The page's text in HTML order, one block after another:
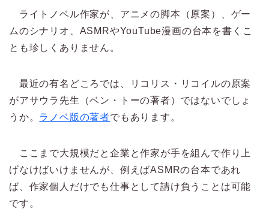
ライトノベル作家が、アニメの脚本（原案）、ゲー
ムのシナリオ、ASMRやYouTube漫画の台本を書くこ
とも珍しくありません。
最近の有名どころでは、リコリス・リコイルの原案
がアサウラ先生（ベン・トーの著者）ではないでしょ
うか。 ラノベ版の著者でもあります。
ここまで大規模だと企業と作家が手を組んで作り上
げなけばいけませんが、例えばASMRの台本であれ
ば、作家個人だけでも仕事として請け負うことは可能
です。